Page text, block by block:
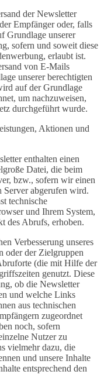
der Newsletter
Empfänger oder, falls
Grundlage unserer
sofern und soweit diese
erlaubt ist.
von E-Mails
unserer berechtigten
auf der Grundlage
um nachzuweisen,
durchgeführt wurde.
Aktionen und
enthalten einen
Datei, die beim
bzw., sofern wir einen
Server abgerufen wird.
technische
und Ihrem System,
des Abrufs, erhoben.
Verbesserung unseres
oder der Zielgruppen
(die mit Hilfe der
genutzt. Diese
ob die Newsletter
und welche Links
aus technischen
zugeordnet
noch, sofern
Nutzer zu
vielmehr dazu, die
und unsere Inhalte
entsprechend den